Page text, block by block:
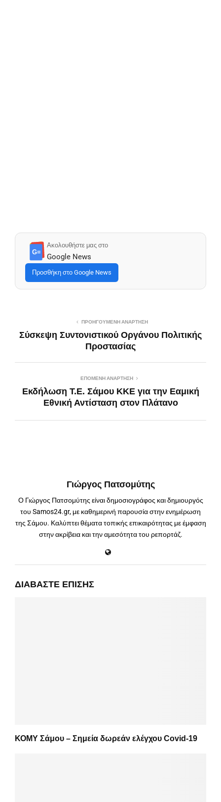
G≡
Ακολουθήστε μας στο
Google News
Προσθήκη στο Google News
ΠΡΟΗΓΟΎΜΕΝΗ ΑΝΆΡΤΗΣΗ
Σύσκεψη Συντονιστικού Οργάνου Πολιτικής
Προστασίας
ΕΠΌΜΕΝΗ ΑΝΆΡΤΗΣΗ
Εκδήλωση Τ.Ε. Σάμου ΚΚΕ για την Εαμική
Εθνική Αντίσταση στον Πλάτανο
Γιώργος Πατσομύτης
Ο Γιώργος Πατσομύτης είναι δημοσιογράφος και δημιουργός
του Samos24.gr, με καθημερινή παρουσία στην ενημέρωση
της Σάμου. Καλύπτει θέματα τοπικής επικαιρότητας με έμφαση
στην ακρίβεια και την αμεσότητα του ρεπορτάζ.
ΔΙΑΒΆΣΤΕ ΕΠΊΣΗΣ
ΚΟΜΥ Σάμου – Σημεία δωρεάν ελέγχου Covid-19